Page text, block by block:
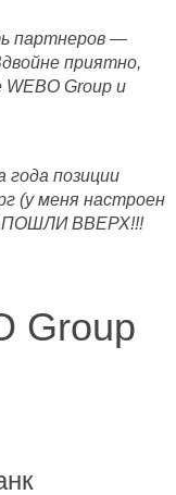
партнеров —
приятно,
Group и
года позиции
(у меня настроен
ПОШЛИ ВВЕРХ!!!
Group